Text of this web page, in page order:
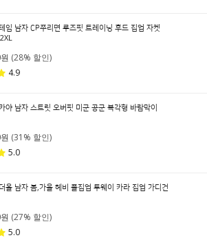
임 남자 CP쭈리면 루즈핏 트레이닝 후드 집업 자켓
(28% 할인)
4.9
야 남자 스트릿 오버핏 미군 공군 복각형 바람막이
(31% 할인)
5.0
올 남자 봄,가을 헤비 풀집업 투웨이 카라 집업 가디건
(27% 할인)
5.0